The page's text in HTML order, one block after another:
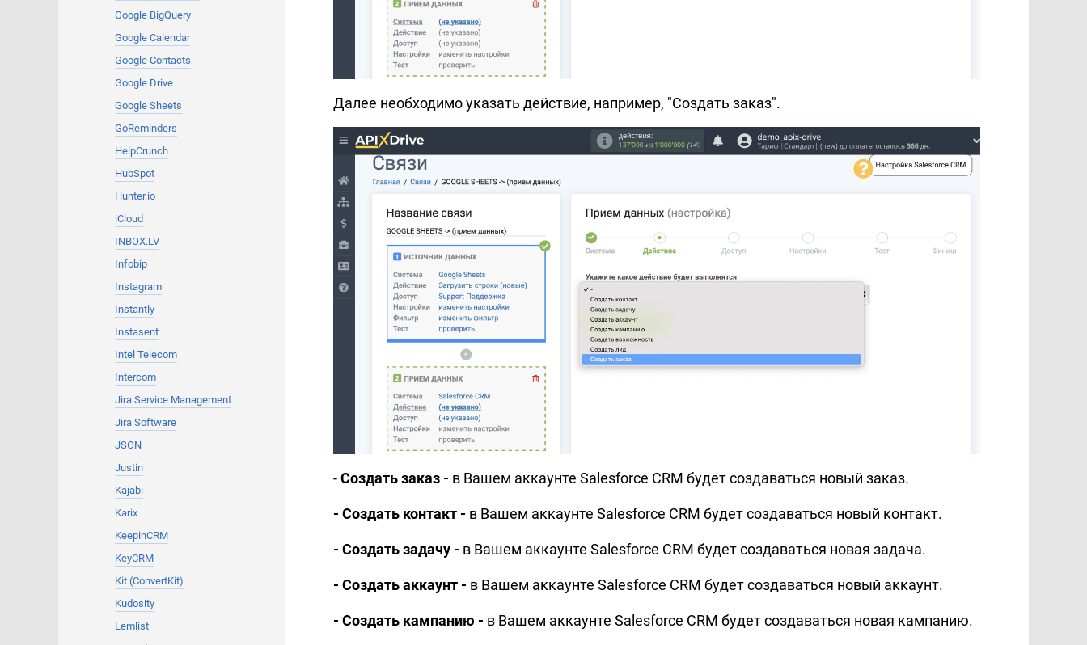
Google BigQuery
Google Calendar
Google Contacts
Google Drive
Google Sheets
GoReminders
HelpCrunch
HubSpot
Hunter.io
iCloud
INBOX.LV
Infobip
Instagram
Instantly
Instasent
Intel Telecom
Intercom
Jira Service Management
Jira Software
JSON
Justin
Kajabi
Karix
KeepinCRM
KeyCRM
Kit (ConvertKit)
Kudosity
Lemlist
Далее необходимо указать действие, например, "Создать заказ".
-Создать заказ - в Вашем аккаунте Salesforce CRM будет создаваться новый заказ.
- Создать контакт - в Вашем аккаунте Salesforce CRM будет создаваться новый контакт.
- Создать задачу - в Вашем аккаунте Salesforce CRM будет создаваться новая задача.
- Создать аккаунт - в Вашем аккаунте Salesforce CRM будет создаваться новый аккаунт.
- Создать кампанию - в Вашем аккаунте Salesforce CRM будет создаваться новая кампанию.